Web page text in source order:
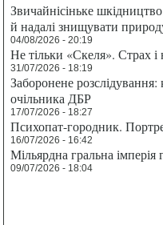
Звичайнісіньке
й надалі знищувати
04/08/2026 - 20:19
Не тільки «Скеля». Страх
31/07/2026 - 18:19
Заборонене
очільника ДБР
17/07/2026 - 18:27
Психопат-городник.
16/07/2026 - 16:42
Мільярдна гральна
09/07/2026 - 18:04